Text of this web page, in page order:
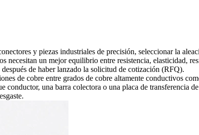
y piezas industriales de precisión, seleccionar la
un mejor equilibrio entre resistencia, elasticidad,
de haber lanzado la solicitud de cotización (RFQ).
de cobre entre grados de cobre altamente conductivos
una barra colectora o una placa de transferencia